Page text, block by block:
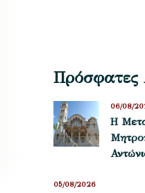
Πρόσφατες
Η
06/08/
05/08/2026